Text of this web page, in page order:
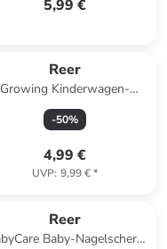
5,99 €
Reer
Growing Kinderwagen-
in Grau ab 0
Monate
-50%
4,99 €
UVP: 9,99 €*
Reer
Baby-Nagelschere